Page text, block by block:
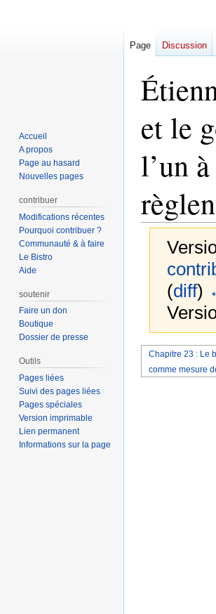
et le
l’un
(diff)
Aller
Aller
Chapitre 23 : Le
comme mesure
Page Discussion
Accueil
A propos
Page au hasard
Nouvelles pages
contribuer
Modifications récentes
Pourquoi contribuer ?
Communauté & à faire
Le Bistro
Aide
soutenir
Faire un don
Boutique
Dossier de presse
Outils
Pages liées
Suivi des pages liées
Pages spéciales
Version imprimable
Lien permanent
Informations sur la page